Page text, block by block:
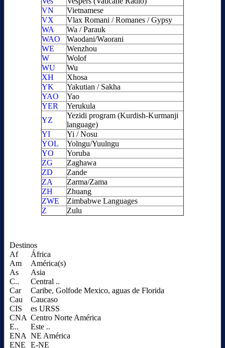
VN
Vietnamese
VX
Vlax Romani / Romanes / Gypsy
WA
Wa / Parauk
WAO
Waodani/Waorani
WE
Wenzhou
W
Wolof
WU
Wu
XH
Xhosa
YK
Yakutian / Sakha
YAO
Yao
YER
Yerukula
YZ
Yezidi program (Kurdish-Kurmanji
language)
YI
Yi / Nosu
YOL
Yolngu/Yuulngu
YO
Yoruba
ZG
Zaghawa
ZD
Zande
ZA
Zarma/Zama
ZH
Zhuang
ZWE
Zimbabwe Languages
Z
Zulu
Destinos
Af
África
Am
América(s)
As
Asia
C..
Central ..
Car
Caribe, Golfode Mexico, aguas de Florida
Cau
Caucaso
CIS
es URSS
CNA Centro Norte América
E..
Este ..
ENA NE América
ENE
E-NE